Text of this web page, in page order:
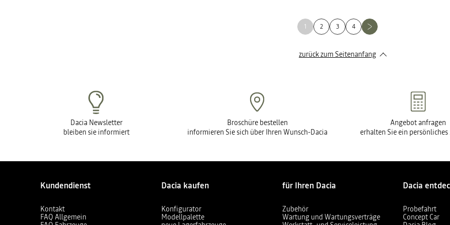
1 2 3 4
zurück zum Seitenanfang
Dacia Newsletter
bleiben sie informiert
Broschüre bestellen
informieren Sie sich über Ihren Wunsch-Dacia
Angebot anfragen
erhalten Sie ein
Kundendienst
Kontakt
FAQ Allgemein
Dacia kaufen
Konfigurator
Modellpalette
für Ihren Dacia
Zubehör
Wartung und Wartungsverträge
Dacia
Probefahrt
Concept Car